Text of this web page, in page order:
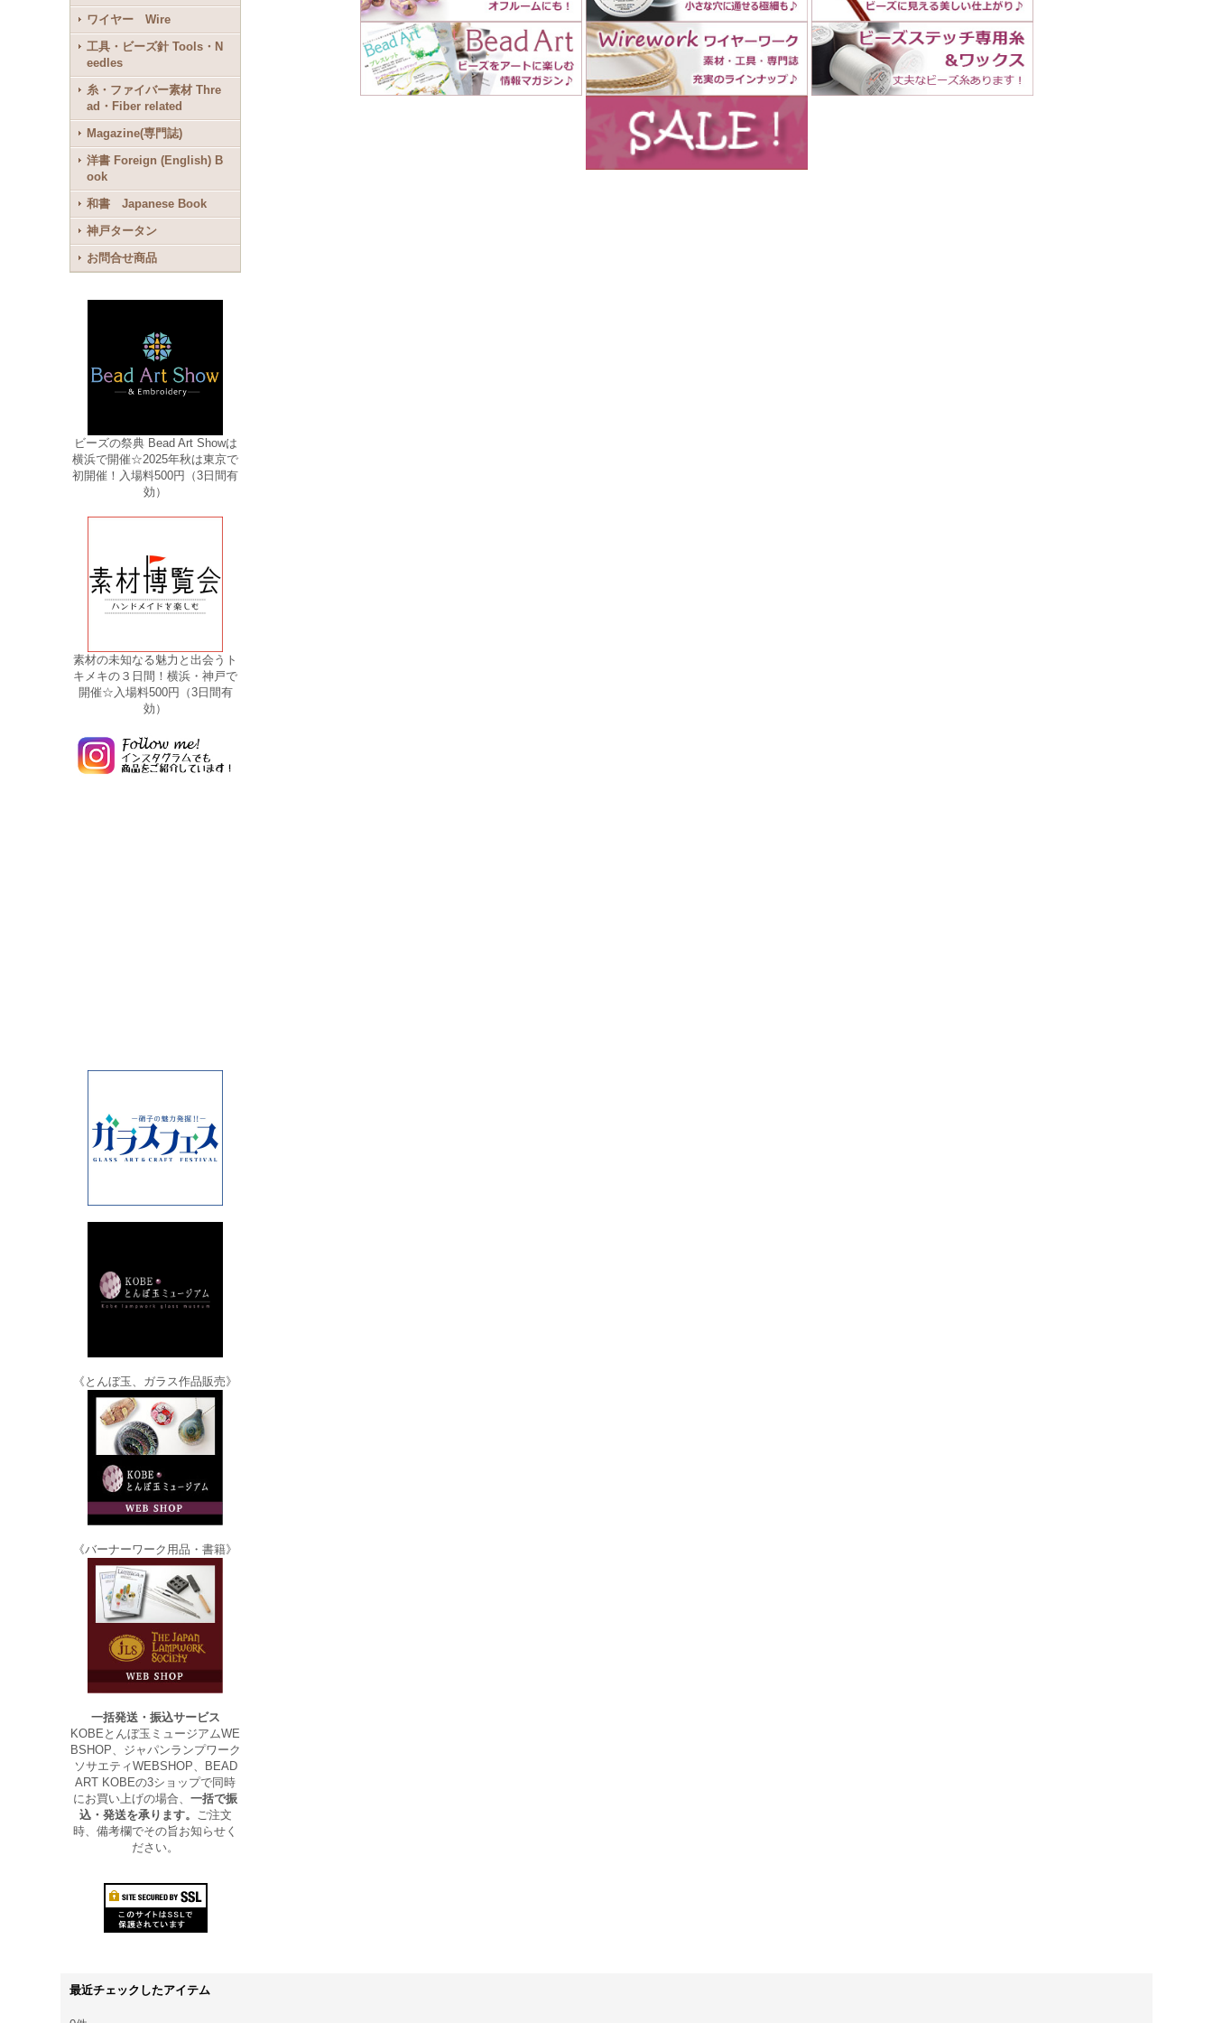
ワイヤー Wire
工具・ビーズ針 Tools・N
eedles
糸・ファイバー素材 Thre
ad・Fiber related
Magazine(専門誌)
洋書 Foreign (English) B
ook
和書 Japanese Book
神戸タータン
お問合せ商品
ビーズの祭典 Bead Art Showは
横浜で開催☆2025年秋は東京で
初開催！入場料500円（3日間有
効）
素材の未知なる魅力と出会うト
キメキの３日間！横浜・神戸で
開催☆入場料500円（3日間有
効）
《とんぼ玉、ガラス作品販売》
《バーナーワーク用品・書籍》
一括発送・振込サービス
KOBEとんぼ玉ミュージアムWE
BSHOP、ジャパンランプワーク
ソサエティWEBSHOP、BEAD
ART KOBEの3ショップで同時
にお買い上げの場合、一括で振
込・発送を承ります。 ご注文
時、備考欄でその旨お知らせく
ださい。
最近チェックしたアイテム